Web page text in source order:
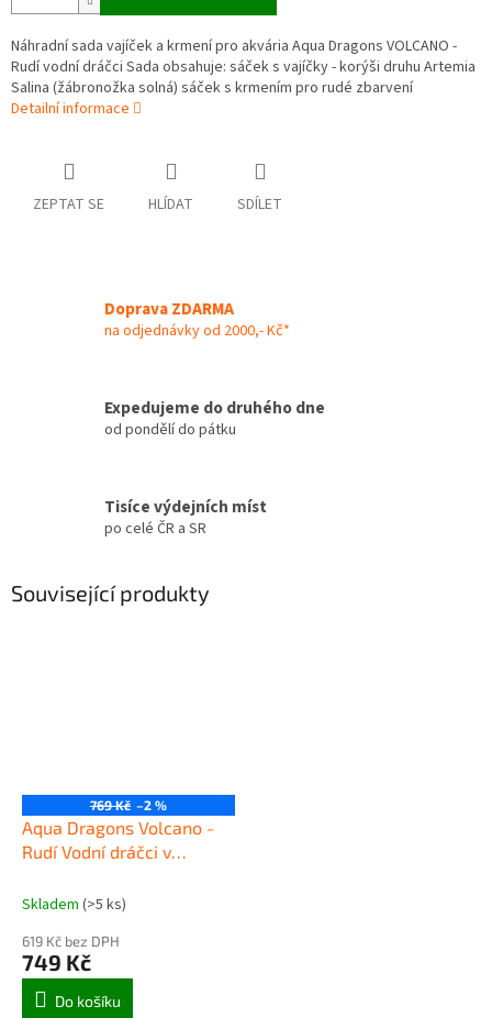
Náhradní sada vajíček a krmení pro akvária Aqua Dragons VOLCANO -
Rudí vodní dráčci Sada obsahuje: sáček s vajíčky - korýši druhu Artemia
Salina (žábronožka solná) sáček s krmením pro rudé zbarvení
Detailní informace
ZEPTAT SE HLÍDAT SDÍLET
Doprava ZDARMA
na odjednávky od 2000,- Kč*
Expedujeme do druhého dne
od pondělí do pátku
Tisíce výdejních míst
po celé ČR a SR
Související produkty
769 Kč –2 %
Aqua Dragons Volcano -
Rudí Vodní dráčci v
osvětlením
Skladem (>5 ks)
619 Kč bez DPH
749 Kč
Do košíku